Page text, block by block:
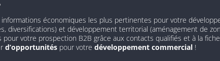
économiques les plus pertinentes pour votre
diversifications) et développement territorial (aménagement de
votre prospection B2B grâce aux contacts qualifiés et à la
d’opportunités pour votre développement commercial !